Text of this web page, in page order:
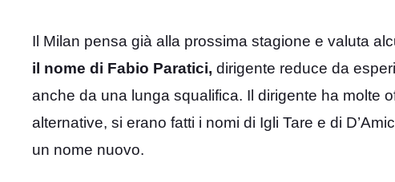
Il Milan pensa già alla prossima stagione e valuta
il nome di Fabio Paratici, dirigente reduce da
anche da una lunga squalifica. Il dirigente ha molte
alternative, si erano fatti i nomi di Igli Tare e di
un nome nuovo.